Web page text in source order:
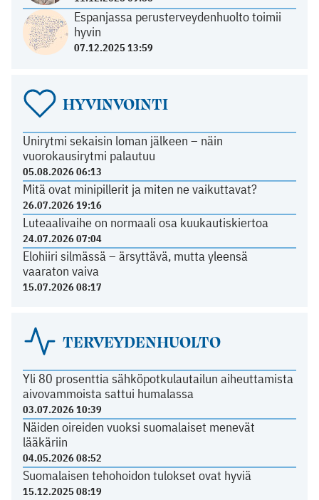
Espanjassa perusterveydenhuolto toimii
hyvin
07.12.2025 13:59
HYVINVOINTI
Unirytmi sekaisin loman jälkeen – näin
vuorokausirytmi palautuu
05.08.2026 06:13
Mitä ovat minipillerit ja miten ne vaikuttavat?
26.07.2026 19:16
Luteaalivaihe on normaali osa kuukautiskiertoa
24.07.2026 07:04
Elohiiri silmässä – ärsyttävä, mutta yleensä
vaaraton vaiva
15.07.2026 08:17
TERVEYDENHUOLTO
Yli 80 prosenttia sähköpotkulautailun aiheuttamista
aivovammoista sattui humalassa
03.07.2026 10:39
Näiden oireiden vuoksi suomalaiset menevät
lääkäriin
04.05.2026 08:52
Suomalaisen tehohoidon tulokset ovat hyviä
15.12.2025 08:19